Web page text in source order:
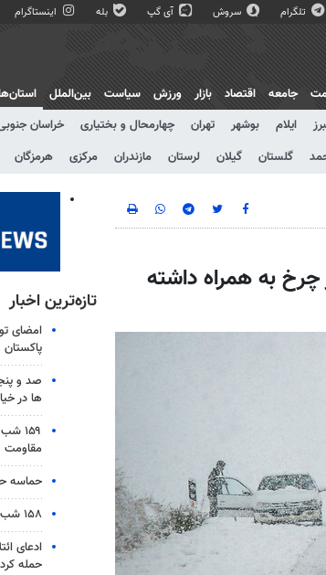
تلگرام سروش آی گپ بله اینستاگرام
جامعه اقتصاد بازار ورزش سیاست بین‌الملل
ایلام بوشهر تهران چهارمحال و بختیاری خراسان
گلستان گیلان لرستان مازندران مرکزی هرمزگان
چرخ به همراه داشته
تازه‌ترین اخبار
امضای
پاکستان
صد و
ها در
۱۵۹
مقاومت
حماسه
۱۵۸ شب حماسه حضور در خیابان های زابل
ادعای
حمله